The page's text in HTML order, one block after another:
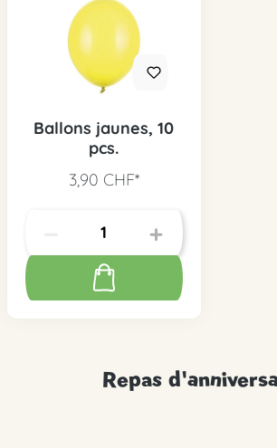
Ballons jaunes, 10
pcs.
3,90 CHF*
Repas